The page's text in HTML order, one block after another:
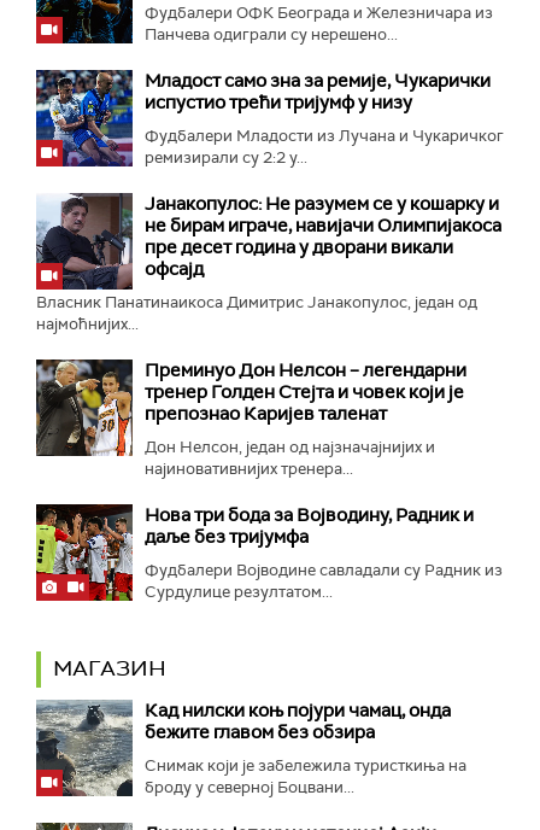
Фудбалери ОФК Београда и Железничара из
Панчева одиграли су нерешено...
Младост само зна за ремије, Чукарички
испустио трећи тријумф у низу
Фудбалери Младости из Лучана и Чукаричког
ремизирали су 2:2 у...
Јанакопулос: Не разумем се у кошарку и
не бирам играче, навијачи Олимпијакоса
пре десет година у дворани викали
офсајд
Власник Панатинаикоса Димитрис Јанакопулос, један од
најмоћнијих...
Преминуо Дон Нелсон – легендарни
тренер Голден Стејта и човек који је
препознао Каријев таленат
Дон Нелсон, један од најзначајнијих и
најиновативнијих тренера...
Нова три бода за Војводину, Радник и
даље без тријумфа
Фудбалери Војводине савладали су Радник из
Сурдулице резултатом...
МАГАЗИН
Кад нилски коњ појури чамац, онда
бежите главом без обзира
Снимак који је забележила туристкиња на
броду у северној Боцвани...